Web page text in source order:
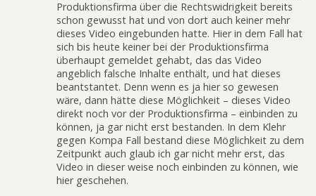
Produktionsfirma über die Rechtswidrigkeit bereits
schon gewusst hat und von dort auch keiner mehr
dieses Video eingebunden hatte. Hier in dem Fall hat
sich bis heute keiner bei der Produktionsfirma
überhaupt gemeldet gehabt, das das Video
angeblich falsche Inhalte enthält, und hat dieses
beantstantet. Denn wenn es ja hier so gewesen
wäre, dann hätte diese Möglichkeit – dieses Video
direkt noch vor der Produktionsfirma – einbinden zu
können, ja gar nicht erst bestanden. In dem Klehr
gegen Kompa Fall bestand diese Möglichkeit zu dem
Zeitpunkt auch glaub ich gar nicht mehr erst, das
Video in dieser weise noch einbinden zu können, wie
hier geschehen.